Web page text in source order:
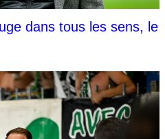
dans tous les sens, le